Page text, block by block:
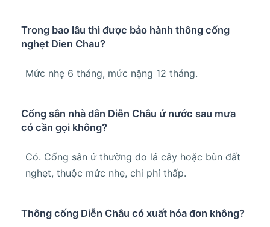
Trong bao lâu thì được bảo hành thông cống
nghẹt Dien Chau?
Mức nhẹ 6 tháng, mức nặng 12 tháng.
Cống sân nhà dân Diễn Châu ứ nước sau mưa
có cần gọi không?
Có. Cống sân ứ thường do lá cây hoặc bùn đất
nghẹt, thuộc mức nhẹ, chi phí thấp.
Thông cống Diễn Châu có xuất hóa đơn không?